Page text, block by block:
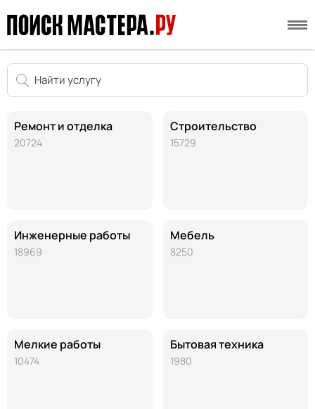
Ремонт и отделка
20724
Инженерные работы
18969
Мелкие работы
10474
Строительство
15729
Мебель
8250
Бытовая техника
1980